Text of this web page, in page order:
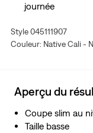
journée
Une alternative
Notre nouvelle
Style 045111907
Couleur: Native Cali -
Aperçu du
Coupe slim au
Taille basse